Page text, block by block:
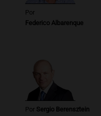
Por
Federico Albarenque
Por Sergio Berensztein